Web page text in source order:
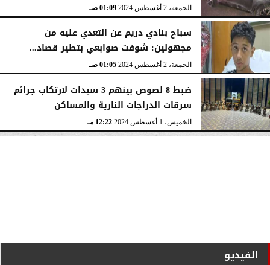
الجمعة، 2 أغسطس 2024 01:09 صـ
سباح بنادي دريم عن التعدي عليه من
مجهولين: شوفت صوابعي بتطير قصاد...
الجمعة، 2 أغسطس 2024 01:05 صـ
ضبط 8 لصوص بينهم 3 سيدات لارتكاب جرائم
سرقات الدراجات النارية والمساكن
الخميس، 1 أغسطس 2024 12:22 مـ
الفيديو